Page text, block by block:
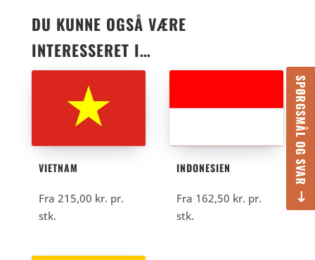
SPØRGSMÅL OG SVAR
DU KUNNE OGSÅ VÆRE
INTERESSERET I…
VIETNAM
Fra 215,00 kr. pr.
stk.
INDONESIEN
Fra 162,50 kr. pr.
stk.